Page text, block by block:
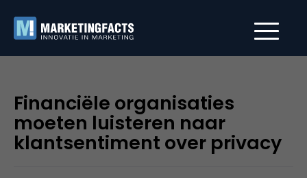
Financiële organisaties
moeten luisteren naar
klantsentiment over privacy